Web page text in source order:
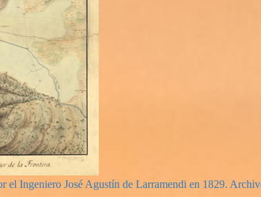
el Ingeniero José Agustín de Larramendi en 1829.